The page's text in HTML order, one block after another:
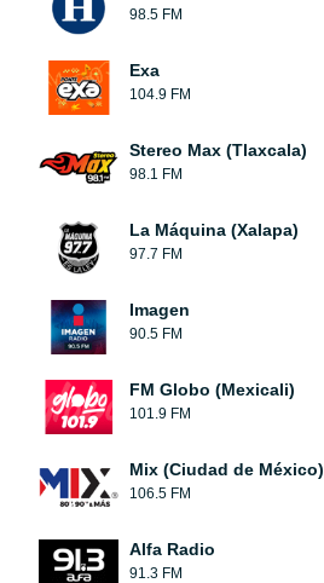
98.5 FM
Exa
104.9 FM
Stereo Max (Tlaxcala)
98.1 FM
La Máquina (Xalapa)
97.7 FM
Imagen
90.5 FM
FM Globo (Mexicali)
101.9 FM
Mix (Ciudad de México)
106.5 FM
Alfa Radio
91.3 FM